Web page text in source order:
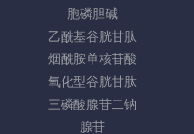
胞磷胆碱
乙酰基谷胱甘肽
烟酰胺单核苷酸
氧化型谷胱甘肽
三磷酸腺苷二钠
腺苷